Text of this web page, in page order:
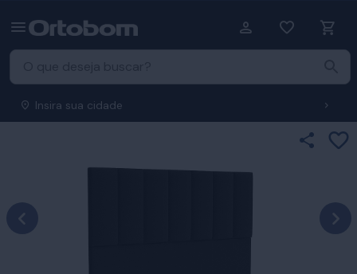
Insira sua cidade